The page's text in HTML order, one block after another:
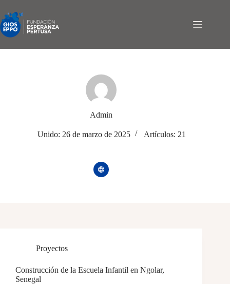
al
contenido
Admin
Unido: 26 de marzo de 2025 Artículos: 21
Proyectos
Construcción de la Escuela Infantil en Ngolar,
Senegal